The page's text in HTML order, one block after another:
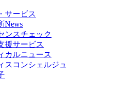
サービス
News
ンスチェック
援サービス
カルニュース
スコンシェルジュ